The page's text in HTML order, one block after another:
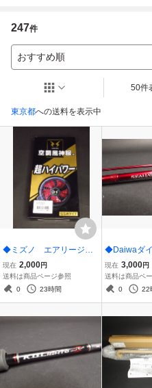
評価が必要でない方はこちらへの評価
247件
おすすめ順
東京都への送料を表示中
50件
◆ミズノ エアリージャ
ケット用ファン F6JSF19
110 空調服
現在 2,000円
送料は商品ページ参照
0
23時間
◆Daiwaダ
ロッド
ホーク エク
ディション
現在 3,000円
送料は商品ペ
0
22